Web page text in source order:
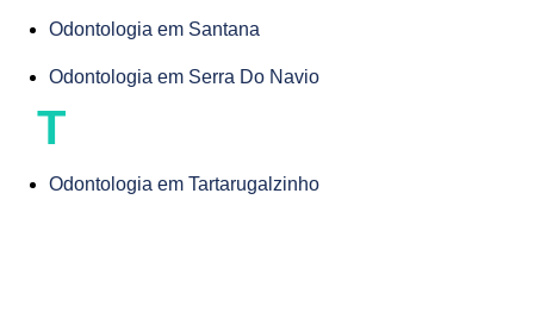
Odontologia em Santana
Odontologia em Serra Do Navio
T
Odontologia em Tartarugalzinho